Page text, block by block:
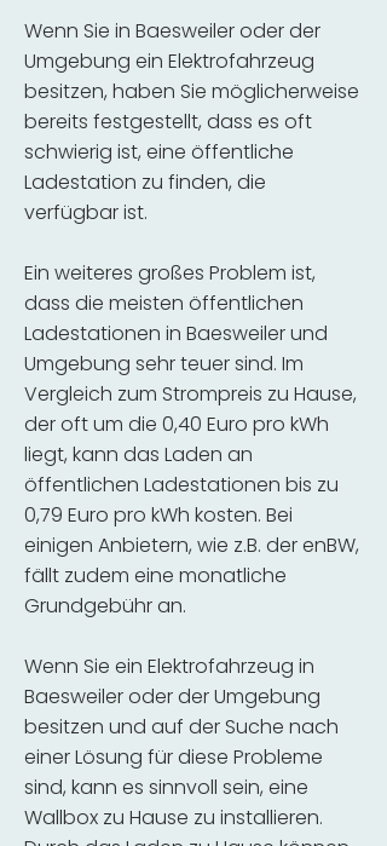
Wenn Sie in Baesweiler oder der
Umgebung ein Elektrofahrzeug
besitzen, haben Sie möglicherweise
bereits festgestellt, dass es oft
schwierig ist, eine öffentliche
Ladestation zu finden, die
verfügbar ist.
Ein weiteres großes Problem ist,
dass die meisten öffentlichen
Ladestationen in Baesweiler und
Umgebung sehr teuer sind. Im
Vergleich zum Strompreis zu Hause,
der oft um die 0,40 Euro pro kWh
liegt, kann das Laden an
öffentlichen Ladestationen bis zu
0,79 Euro pro kWh kosten. Bei
einigen Anbietern, wie z.B. der enBW,
fällt zudem eine monatliche
Grundgebühr an.
Wenn Sie ein Elektrofahrzeug in
Baesweiler oder der Umgebung
besitzen und auf der Suche nach
einer Lösung für diese Probleme
sind, kann es sinnvoll sein, eine
Wallbox zu Hause zu installieren.